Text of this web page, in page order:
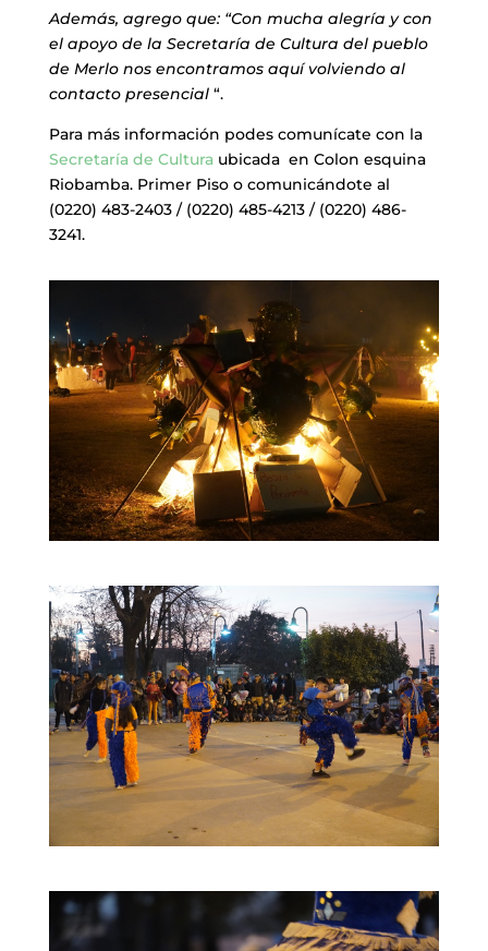
Además, agrego que: “Con mucha alegría y con
el apoyo de la Secretaría de Cultura del pueblo
de Merlo nos encontramos aquí volviendo al
contacto presencial“.
Para más información podes comunícate con la
Secretaría de Cultura ubicada en Colon esquina
Riobamba. Primer Piso o comunicándote al
(0220) 483-2403 / (0220) 485-4213 / (0220) 486-
3241.